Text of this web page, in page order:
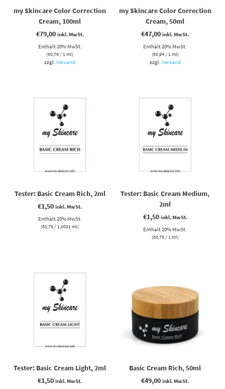
my Skincare Color Correction
Cream, 100ml
€79,00 inkl. MwSt.
Enthält 20% MwSt.
(€0,79/ 1 ml)
zzgl.Versand
my Skincare Color Correction
Cream, 50ml
€47,00 inkl. MwSt.
Enthält 20% MwSt.
(€0,94/ 1 ml)
zzgl. Versand
Tester: Basic Cream Rich, 2ml
€1,50 inkl. MwSt.
Enthält 20% MwSt.
(€0,75/ 1,0001 ml)
Tester: Basic Cream Medium,
2ml
€1,50 inkl. MwSt.
Enthält 20% MwSt.
(€0,75/ 1 ml)
Tester: Basic Cream Light, 2ml
€1,50 inkl. MwSt.
Basic Cream Rich, 50ml
€49,00 inkl. MwSt.